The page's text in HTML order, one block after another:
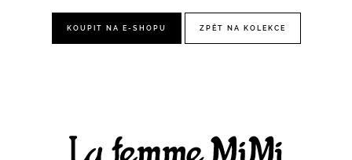
KOUPIT NA E-SHOPU ZPĚT NA KOLEKCE